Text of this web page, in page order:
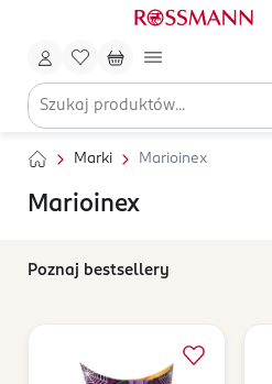
Marki Marioinex
Marioinex
Poznaj bestsellery